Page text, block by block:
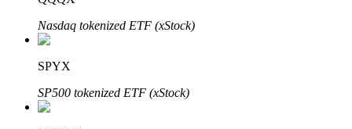
Pelajari tentang mendapatkan penghasilan pasif
Nasdaq tokenized ETF (xStock)
SPYX
SP500 tokenized ETF (xStock)